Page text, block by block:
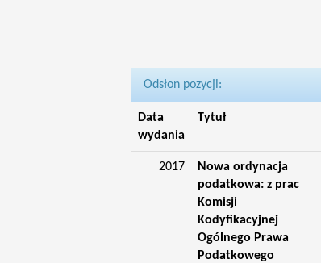
Odsłon pozycji:
Data
wydania
Tytuł
2017
Nowa ordynacja
podatkowa: z prac
Komisji
Kodyfikacyjnej
Ogólnego Prawa
Podatkowego